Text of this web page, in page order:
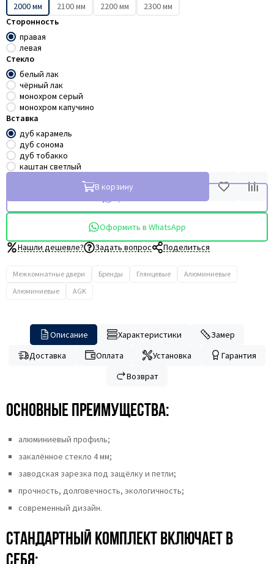
2000 мм
2100 мм 2200 мм
2300 мм
Сторонность
правая
левая
Стекло
белый лак
чёрный лак
монохром серый
монохром капучино
Вставка
дуб карамель
дуб сонома
дуб тобакко
каштан светлый
В корзину
Оформить в WhatsApp
Нашли дешевле?
Задать вопрос Поделиться
Межкомнатные двери Бренды Глянцевые
Алюминиевые
Алюминиевые
AGK
Описание Характеристики
Замер
Доставка
Оплата Установка
Гарантия
Возврат
Основные преимущества:
алюминиевый профиль;
закалённое стекло 4 мм;
заводская зарезка под защёлку и петли;
прочность, долговечность, экологичность;
современный дизайн.
Стандартный комплект включает в
себя: